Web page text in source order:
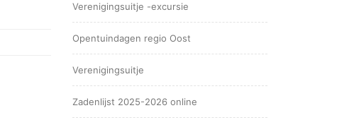
Verenigingsuitje -excursie
Opentuindagen regio Oost
Verenigingsuitje
Zadenlijst 2025-2026 online